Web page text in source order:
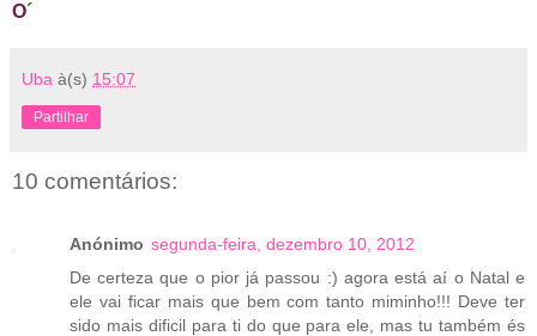
O´
Uba à(s) 15:07
Partilhar
10 comentários:
Anónimo segunda-feira, dezembro 10, 2012
De certeza que o pior já passou :) agora está aí o Natal e
ele vai ficar mais que bem com tanto miminho!!! Deve ter
sido mais dificil para ti do que para ele, mas tu também és